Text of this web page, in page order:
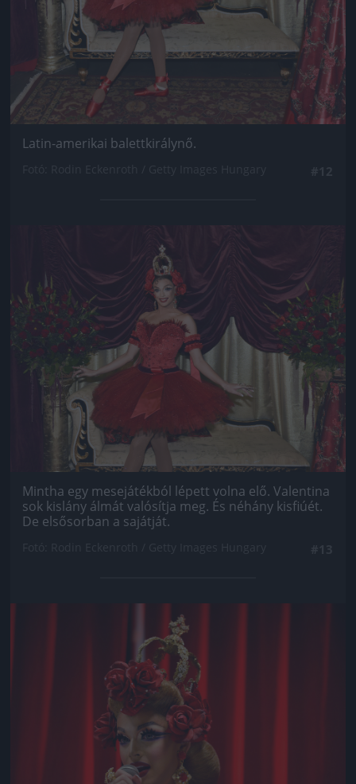
Latin-amerikai balettkirálynő.
Jön még kép!
Mintha egy mesejátékból lépett volna elő. Valentina
sok kislány álmát valósítja meg. És néhány kisfiúét.
De elsősorban a sajátját.
Jön még kép!